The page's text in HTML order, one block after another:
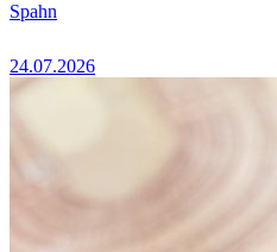
Spahn
24.07.2026